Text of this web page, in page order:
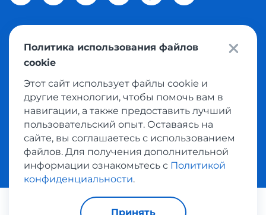
© 2026 Meest Shoppingдоставка покупок с интернет
магазинов мира в Украину.
Политика конфиденциальности
Публичная оферта
Условия пользования сервисом выкупа товаров
Платежные системы:
Политика использования файлов
cookie
Этот сайт использует файлы cookie и
другие технологии, чтобы помочь вам в
навигации, а также предоставить лучший
пользовательский опыт. Оставаясь на
сайте, вы соглашаетесь с использованием
файлов. Для получения дополнительной
информации ознакомьтесь с Политикой
конфиденциальности.
Принять